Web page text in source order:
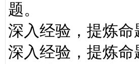
题。
深入经验，提炼
深入经验，提炼